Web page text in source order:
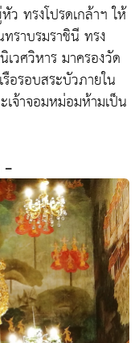
ว ทรงโปรดเกล้าฯ ให้
ราบรมราชินี ทรง
วศวิหาร มาครองวัด
อรอบสระบัวภายใน
จ้าจอมหม่อมห้ามเป็น
-